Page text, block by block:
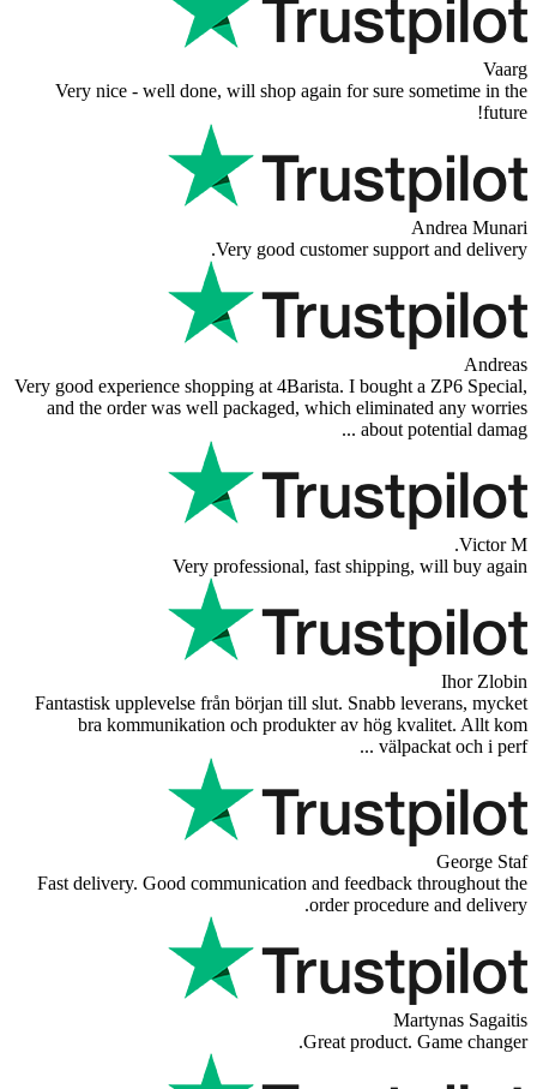
Vaarg
Very nice - well done, will shop again for sure sometime in the
future!
Andrea Munari
Very good customer support and delivery.
Andreas
Very good experience shopping at 4Barista. I bought a ZP6 Special,
and the order was well packaged, which eliminated any worries
about potential damag ...
Victor M.
Very professional, fast shipping, will buy again
Ihor Zlobin
Fantastisk upplevelse från början till slut. Snabb leverans, mycket
bra kommunikation och produkter av hög kvalitet. Allt kom
välpackat och i perf ...
George Staf
Fast delivery. Good communication and feedback throughout the
order procedure and delivery.
Martynas Sagaitis
Great product. Game changer.